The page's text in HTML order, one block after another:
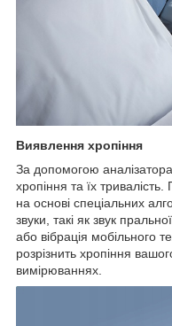
Виявлення хропіння
За допомогою аналізатора
хропіння та їх
на основі спеціальних
звуки, такі як звук
або вібрація мобільного
розрізнить хропіння
вимірюваннях.